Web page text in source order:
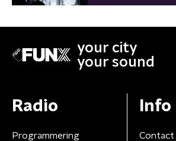
your city
your sound
Radio
Programmering
Info
Contact